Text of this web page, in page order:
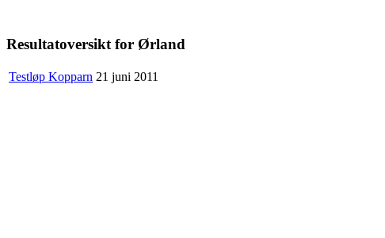
Resultatoversikt for Ørland
Testløp Kopparn 21 juni 2011